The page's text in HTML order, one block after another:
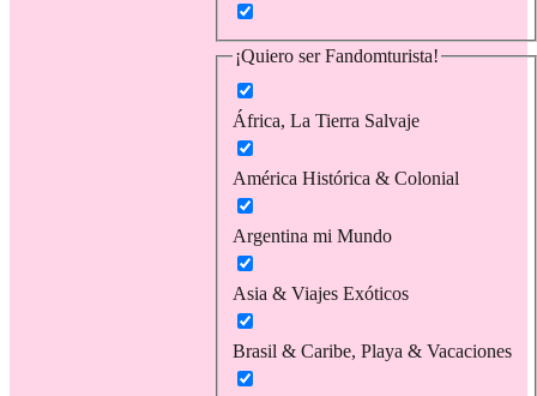
¡Quiero ser Fandomturista!
África, La Tierra Salvaje
América Histórica & Colonial
Argentina mi Mundo
Asia & Viajes Exóticos
Brasil & Caribe, Playa & Vacaciones